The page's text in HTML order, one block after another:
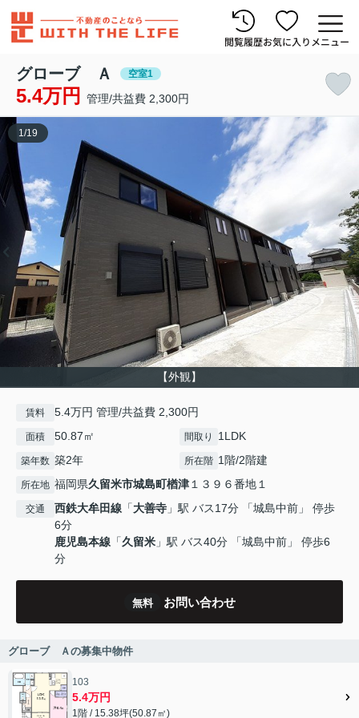
閲覧履歴お気に入り メニュー
グローブ Ａ 空室1
5.4万円 管理/共益費 2,300円
【外観】
1/19
賃料 5.4万円 管理/共益費 2,300円
面積 50.87㎡ 間取り 1LDK
築年数 築2年 所在階 1階/2階建
所在地 福岡県久留米市城島町楢津１３９６番地１
交通 西鉄大牟田線 「大善寺 」駅 バス17分 「城島中前」 停歩
6分
鹿児島本線 「久留米 」駅 バス40分 「城島中前」 停歩6
分
無料 お問い合わせ
グローブ Ａの募集中物件
103
5.4万円
1階 / 15.38坪(50.87㎡)